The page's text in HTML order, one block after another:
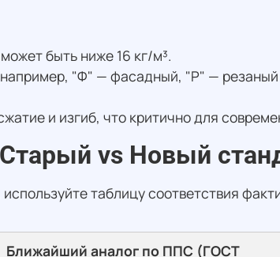
быть ниже 16 кг/м³.
"Ф" — фасадный, "Р" — резаный
и изгиб, что критично для
vs Новый
таблицу соответствия
Ближайший аналог по ППС (ГОСТ